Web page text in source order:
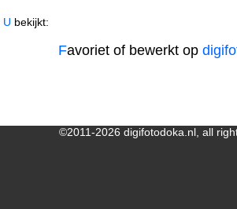
U bekijkt:
Favoriet of bewerkt op
©2011-2026 digifotodoka.nl, all